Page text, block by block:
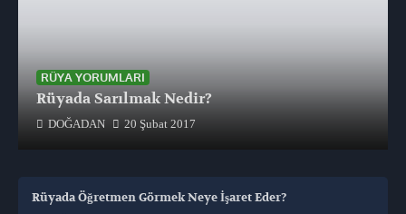
RÜYA YORUMLARI
Rüyada Sarılmak Nedir?
DOĞADAN 20 Şubat 2017
Rüyada Öğretmen Görmek Neye İşaret Eder?